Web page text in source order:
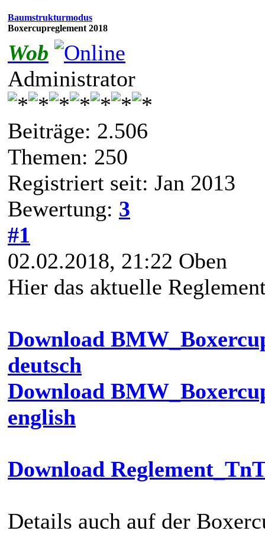
Baumstrukturmodus
Boxercupreglement 2018
Wob
Administrator
Beiträge: 2.506
Themen: 250
Registriert seit: Jan 2013
Bewertung: 3
#1
02.02.2018, 21:22 Oben
Hier das aktuelle
Download
deutsch
Download
english
Download
Details auch auf der